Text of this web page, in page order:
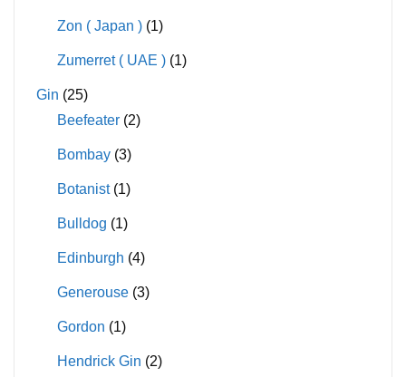
Zon ( Japan ) (1)
Zumerret ( UAE ) (1)
Gin (25)
Beefeater (2)
Bombay (3)
Botanist (1)
Bulldog (1)
Edinburgh (4)
Generouse (3)
Gordon (1)
Hendrick Gin (2)